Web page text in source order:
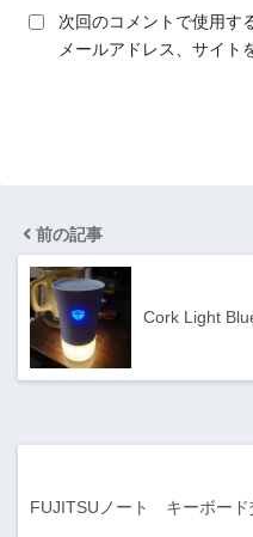
次回のコメントで使用す
メールアドレス、サイト
前の記事
Cork Light
FUJITSUノート キーボード